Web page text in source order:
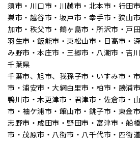
須市・川口市・川越市・北本市・行田
巣市・越谷市・坂戸市・幸手市・狭山
加市・秩父市・鶴ヶ島市・所沢市・戸
羽生市・飯能市・東松山市・日高市・
み野市・本庄市・三郷市・八潮市・吉
千葉県
千葉市、旭市、我孫子市・いすみ市・
市・浦安市・大網白里市・柏市・勝浦
鴨川市・木更津市・君津市・佐倉市・
市・袖ケ浦市・館山市・銚子市・東金
志野市・成田市・野田市・富津市・船
市・茂原市・八街市・八千代市・四街